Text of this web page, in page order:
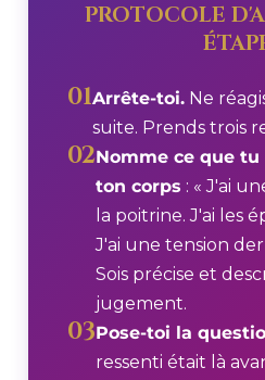
PROTOCOLE
01Arrête-toi. Ne
suite. Prends trois
02Nomme ce que tu
ton corps : « J'ai
la poitrine. J'ai les
J'ai une tension
Sois précise et
jugement.
03Pose-toi la
ressenti était là